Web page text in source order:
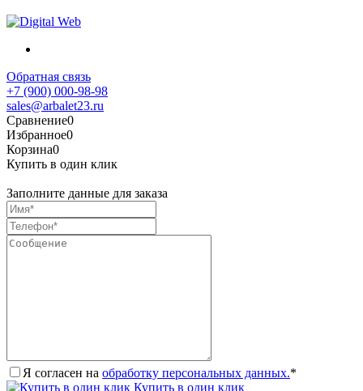
Обратная связь
+7 (900) 000-98-98
sales@arbalet23.ru
Сравнение0
Избранное0
Корзина0
Купить в один клик
Заполните данные для заказа
Я согласен на обработку персональных данных.*
Купить в один клик